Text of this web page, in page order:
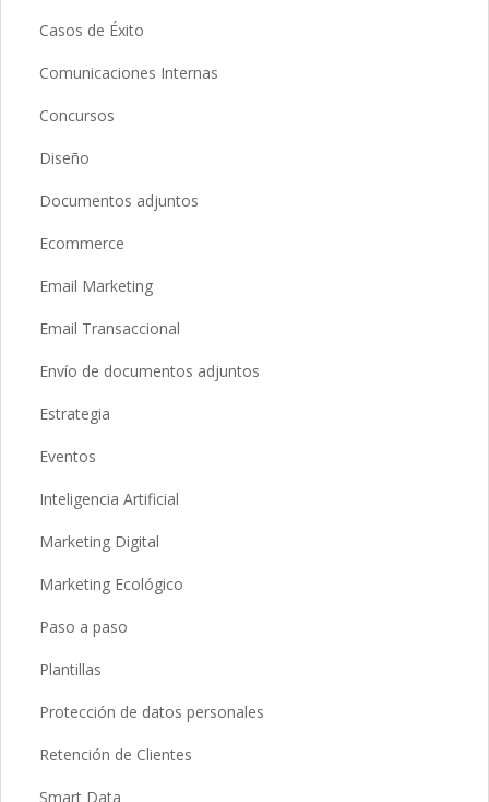
Casos de Éxito
Comunicaciones Internas
Concursos
Diseño
Documentos adjuntos
Ecommerce
Email Marketing
Email Transaccional
Envío de documentos adjuntos
Estrategia
Eventos
Inteligencia Artificial
Marketing Digital
Marketing Ecológico
Paso a paso
Plantillas
Protección de datos personales
Retención de Clientes
Smart Data